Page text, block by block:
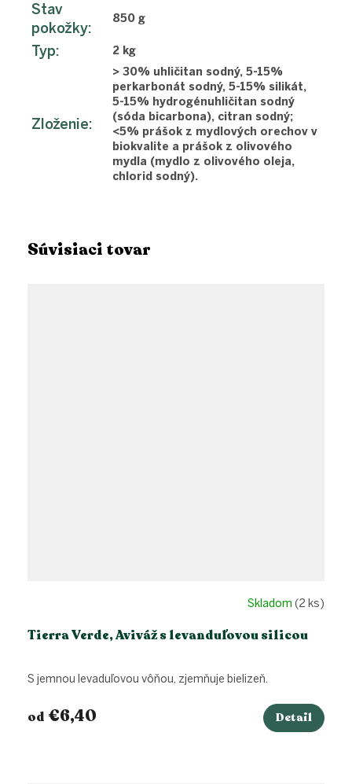
Súvisiaci tovar
Tierra Verde, Aviváž s levanduľovou silicou
Skladom (2 ks)
od €6,40 Detail
S jemnou levaduľovou vôňou, zjemňuje bielizeň.
Stav
pokožky:
850 g
Typ: 2 kg
Zloženie:
> 30% uhličitan sodný, 5-15%
perkarbonát sodný, 5-15% silikát,
5-15% hydrogénuhličitan sodný
(sóda bicarbona), citran sodný;
<5% prášok z mydlových orechov v
biokvalite a prášok z olivového
mydla (mydlo z olivového oleja,
chlorid sodný).